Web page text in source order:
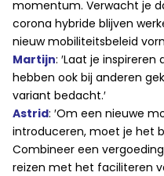
momentum. Verwacht je
corona hybride blijven
nieuw mobiliteitsbeleid
Martijn: ′Laat je
hebben ook bij anderen
variant bedacht.′
Astrid: ′Om een nieuwe
introduceren, moet je het
Combineer een
reizen met het faciliteren